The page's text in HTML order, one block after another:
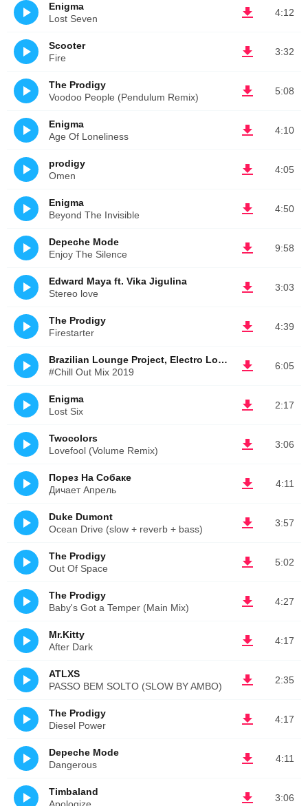
4:12
Enigma
Lost Seven
3:32
Scooter
Fire
5:08
The Prodigy
Voodoo People (Pendulum Remix)
4:10
Enigma
Age Of Loneliness
4:05
prodigy
Omen
4:50
Enigma
Beyond The Invisible
9:58
Depeche Mode
Enjoy The Silence
3:03
Edward Maya ft. Vika Jigulina
Stereo love
4:39
The Prodigy
Firestarter
6:05
Brazilian Lounge Project, Electro Lounge All Stars
#Chill Out Mix 2019
2:17
Enigma
Lost Six
3:06
Twocolors
Lovefool (Volume Remix)
4:11
Порез На Собаке
Дичает Апрель
3:57
Duke Dumont
Ocean Drive (slow + reverb + bass)
5:02
The Prodigy
Out Of Space
4:27
The Prodigy
Baby's Got a Temper (Main Mix)
4:17
Mr.Kitty
After Dark
2:35
ATLXS
PASSO BEM SOLTO (SLOW BY AMBO)
4:17
The Prodigy
Diesel Power
4:11
Depeche Mode
Dangerous
3:06
Timbaland